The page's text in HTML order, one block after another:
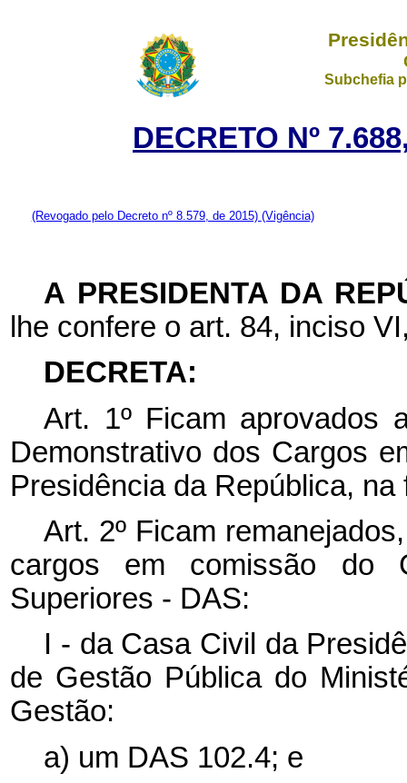
Subchefia
DECRETO Nº
(Revogado pelo Decreto nº 8.579, de 2015) (Vigência)
A PRESIDENTA DA
lhe confere o art. 84, inciso
DECRETA:
Art. 1º Ficam aprovados
Demonstrativo dos Cargos
Presidência da República,
Art. 2º Ficam
cargos em comissão do
Superiores - DAS:
I - da Casa Civil da
de Gestão Pública do
Gestão:
a) um DAS 102.4; e